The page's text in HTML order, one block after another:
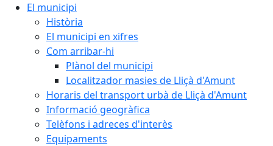
El municipi
Història
El municipi en xifres
Com arribar-hi
Plànol del municipi
Localitzador masies de Lliçà d'Amunt
Horaris del transport urbà de Lliçà d'Amunt
Informació geogràfica
Telèfons i adreces d'interès
Equipaments